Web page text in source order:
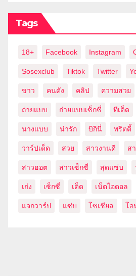
Tags
18+ Facebook Instagram
Sosexclub Tiktok Twitter
ขาว คนดัง คลิป ความสวย
ถ่ายแบบ ถ่ายแบบเซ็กซี่ ทีเด็ด
นางแบบ น่ารัก บิกินี่ พริตตี้
วาร์ปเด็ด สวย สาวงานดี ส
สาวฮอต สาวเซ็กซี่ สุดแซ่บ
เก่ง เซ็กซี่ เด็ด เน็ตไอดอล
แจกวาร์ป แซ่บ โซเชียล โอ